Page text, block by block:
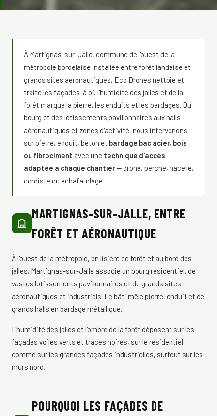
À Martignas-sur-Jalle, commune de l'ouest de la
métropole bordelaise installée entre forêt landaise et
grands sites aéronautiques, Eco Drones nettoie et
traite les façades là où l'humidité des jalles et de la
forêt marque la pierre, les enduits et les bardages. Du
bourg et des lotissements pavillonnaires aux halls
aéronautiques et zones d'activité, nous intervenons
sur pierre, enduit, béton et bardage bac acier, bois
ou fibrociment avec une technique d'accès
adaptée à chaque chantier— drone, perche, nacelle,
cordiste ou échafaudage.
MARTIGNAS-SUR-JALLE, ENTRE
FORÊT ET AÉRONAUTIQUE
À l'ouest de la métropole, en lisière de forêt et au bord des
jalles, Martignas-sur-Jalle associe un bourg résidentiel, de
vastes lotissements pavillonnaires et de grands sites
aéronautiques et industriels. Le bâti mêle pierre, enduit et de
grands halls en bardage métallique.
L'humidité des jalles et l'ombre de la forêt déposent sur les
façades voiles verts et traces noires, sur le résidentiel
comme sur les grandes façades industrielles, surtout sur les
murs nord.
POURQUOI LES FAÇADES DE